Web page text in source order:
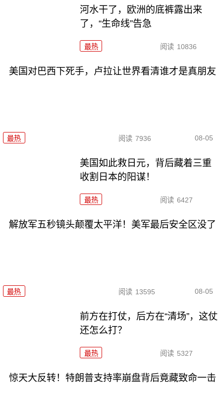
河水干了，欧洲的底裤露出来
了，“生命线”告急
最热 阅读 10836
美国对巴西下死手，卢拉让世界看清谁才是真朋友
最热 阅读 7936 08-05
美国如此救日元，背后藏着三重
收割日本的阳谋！
最热 阅读 6427
解放军五秒镜头颠覆太平洋！美军最后安全区没了
最热 阅读 13595 08-05
前方在打仗，后方在“清场”，这仗
还怎么打？
最热 阅读 5327
惊天大反转！特朗普支持率崩盘背后竟藏致命一击